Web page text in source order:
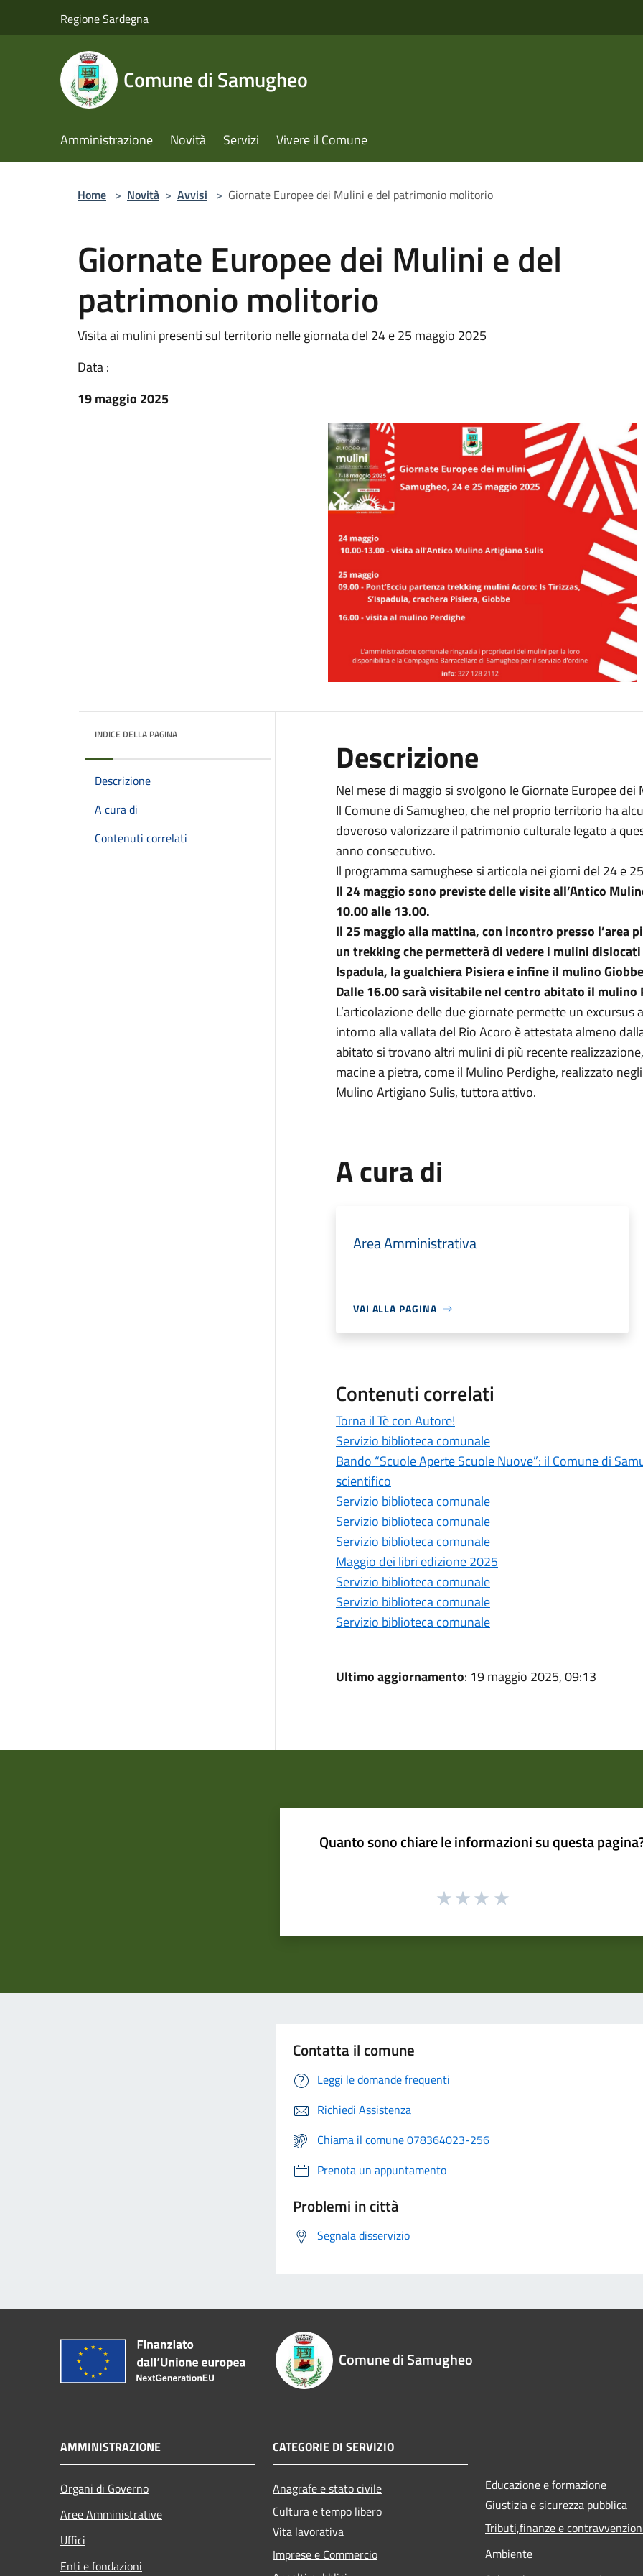
Regione Sardegna
Comune di Samugheo
Amministrazione Novità Servizi Vivere il Comune
Home > Novità > Avvisi > Giornate Europee dei Mulini e del patrimonio molitorio
Giornate Europee dei Mulini e del
patrimonio molitorio
Visita ai mulini presenti sul territorio nelle giornata del 24 e 25 maggio 2025
Data :
19 maggio 2025
INDICE DELLA PAGINA
Descrizione
A cura di
Contenuti correlati
Descrizione
Nel mese di maggio si svolgono le Giornate Europee
Il Comune di Samugheo, che nel proprio territorio ha
doveroso valorizzare il patrimonio culturale legato a
anno consecutivo.
Il programma samughese si articola nei giorni del 24 e
Il 24 maggio sono previste delle visite all’Antico
10.00 alle 13.00.
Il 25 maggio alla mattina, con incontro presso l’area
un trekking che permetterà di vedere i mulini
Ispadula, la gualchiera Pisiera e infine il mulino Giobbe
Dalle 16.00 sarà visitabile nel centro abitato il mulino
L’articolazione delle due giornate permette un
intorno alla vallata del Rio Acoro è attestata almeno
abitato si trovano altri mulini di più recente
macine a pietra, come il Mulino Perdighe, realizzato
Mulino Artigiano Sulis, tuttora attivo.
A cura di
Area Amministrativa
VAI ALLA PAGINA
Contenuti correlati
Torna il Tè con Autore!
Servizio biblioteca comunale
Bando “Scuole Aperte Scuole Nuove”: il Comune di
scientifico
Servizio biblioteca comunale
Servizio biblioteca comunale
Servizio biblioteca comunale
Maggio dei libri edizione 2025
Servizio biblioteca comunale
Servizio biblioteca comunale
Servizio biblioteca comunale
Ultimo aggiornamento: 19 maggio 2025, 09:13
Quanto sono chiare le informazioni su questa
Contatta il comune
Leggi le domande frequenti
Richiedi Assistenza
Chiama il comune 078364023-256
Prenota un appuntamento
Problemi in città
Segnala disservizio
Comune di Samugheo
AMMINISTRAZIONE
Organi di Governo
Aree Amministrative
Uffici
Enti e fondazioni
CATEGORIE DI SERVIZIO
Anagrafe e stato civile
Cultura e tempo libero
Vita lavorativa
Imprese e Commercio
Educazione e formazione
Giustizia e sicurezza pubblica
Tributi,finanze e
Ambiente